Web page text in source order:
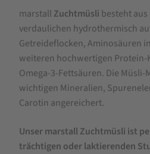
Marstall
Zuchtmüsli
Pferdefutter
20
kg
marstall Zuchtmüsli besteht
verdaulichen hydrothermisch
Getreideflocken, Aminosäuren
weiteren hochwertigen
Omega-3-Fettsäuren. Die
wichtigen Mineralien,
Carotin angereichert.
Unser marstall Zuchtmüsli ist
trächtigen oder laktierenden